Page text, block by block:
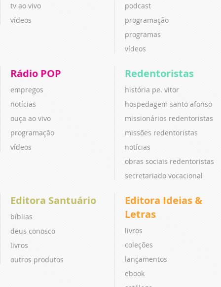
tv ao vivo
vídeos
podcast
programação
programas
vídeos
Rádio POP
empregos
notícias
ouça ao vivo
programação
vídeos
Redentoristas
história pe. vitor
hospedagem santo afonso
missionários redentoristas
missões redentoristas
notícias
obras sociais redentoristas
secretariado vocacional
Editora Santuário
bíblias
deus conosco
livros
outros produtos
Editora Ideias &
Letras
livros
coleções
lançamentos
ebook